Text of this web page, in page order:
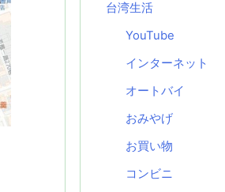
台湾生活
YouTube
インターネット
オートバイ
おみやげ
お買い物
コンビニ